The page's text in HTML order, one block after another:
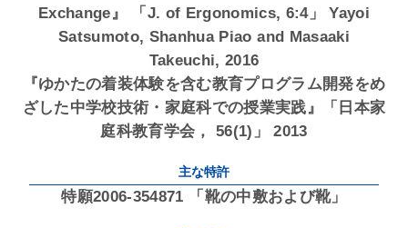
Exchange』 「J. of Ergonomics, 6:4」 Yayoi
Satsumoto, Shanhua Piao and Masaaki
Takeuchi, 2016
『ゆかたの着装体験を含む教育プログラム開発をめ
ざした中学校技術・家庭科での授業実践』「日本家
庭科教育学会， 56(1)」 2013
主な特許
特願2006-354871 「靴の中敷および靴」